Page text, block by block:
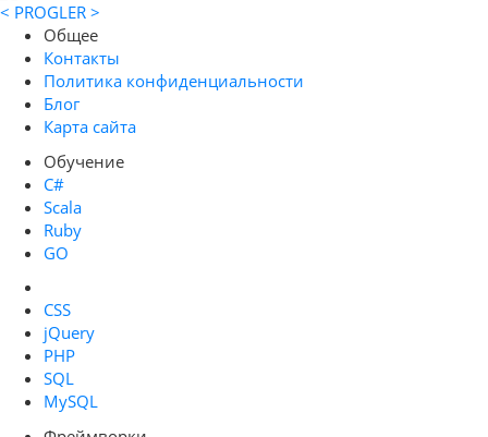
< PROGLER >
Общее
Контакты
Политика конфиденциальности
Блог
Карта сайта
Обучение
C#
Scala
Ruby
GO
CSS
jQuery
PHP
SQL
MySQL